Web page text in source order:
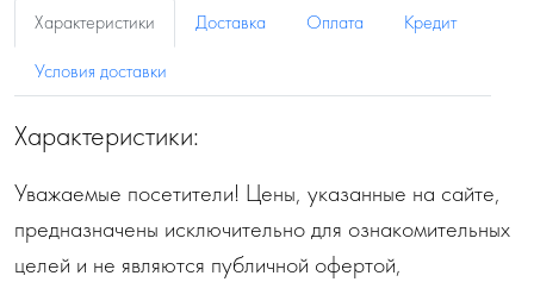
Характеристики Доставка Оплата
Кредит
Условия доставки
Характеристики:
Уважаемые посетители! Цены, указанные на сайте,
предназначены исключительно для ознакомительных
целей и не являются публичной офертой,